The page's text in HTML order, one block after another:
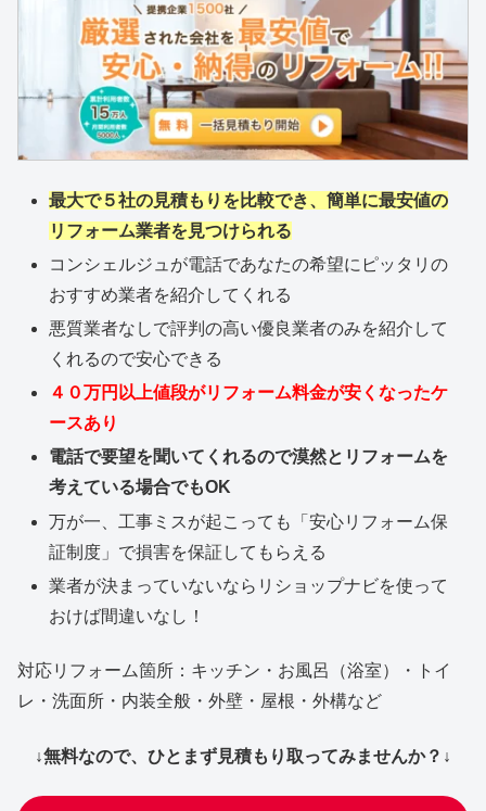
最大で５社の見積もりを比較でき、簡単に最安値の
リフォーム業者を見つけられる
コンシェルジュが電話であなたの希望にピッタリの
おすすめ業者を紹介してくれる
悪質業者なしで評判の高い優良業者のみを紹介して
くれるので安心できる
４０万円以上値段がリフォーム料金が安くなったケ
ースあり
電話で要望を聞いてくれるので漠然とリフォームを
考えている場合でもOK
万が一、工事ミスが起こっても「安心リフォーム保
証制度」で損害を保証してもらえる
業者が決まっていないならリショップナビを使って
おけば間違いなし！
対応リフォーム箇所：キッチン・お風呂（浴室）・トイ
レ・洗面所・内装全般・外壁・屋根・外構など
↓無料なので、ひとまず見積もり取ってみませんか？↓